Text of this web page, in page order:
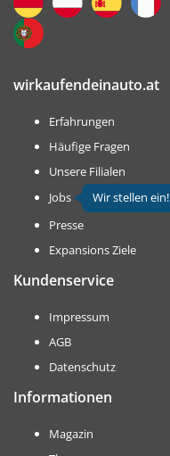
wirkaufendeinauto.at
Erfahrungen
Häufige Fragen
Unsere Filialen
Jobs
Wir stellen ein!
Presse
Expansions Ziele
Kundenservice
Impressum
AGB
Datenschutz
Informationen
Magazin